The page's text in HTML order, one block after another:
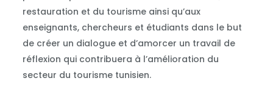
restauration et du tourisme ainsi qu’aux
enseignants, chercheurs et étudiants dans le but
de créer un dialogue et d’amorcer un travail de
réflexion qui contribuera à l’amélioration du
secteur du tourisme tunisien.